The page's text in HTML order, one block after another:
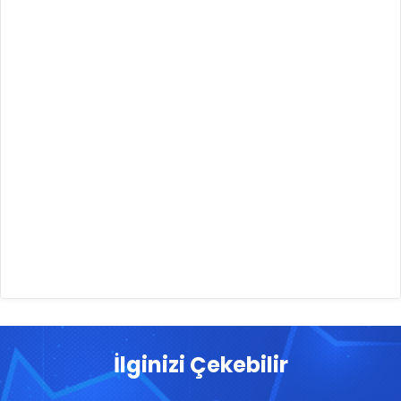
İlginizi Çekebilir